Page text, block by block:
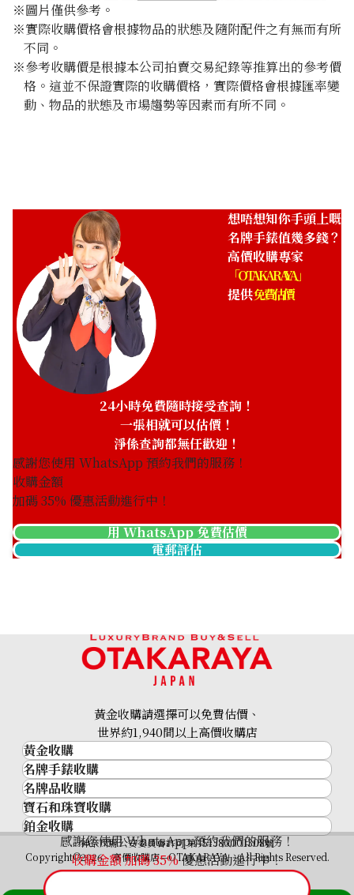
Franck Muller Casablanca
7880CL
參考回收價
Franck Muller Master
Square 162
參考回收價
Franck Muller Master
Square 6002LQZ
參考回收價
收購日期: 2024年3月 收購日期: 2023年6月
收購日期: 2025年2月
參考回收價
ASK
收購日期: 2024年10月
Franck Muller Master
Square 6002HQZV
Franck Muller Master
※圖片僅供參考。
※實際收購價格會根據物品的狀態及隨附配件之有無而有所
不同。
※參考收購價是根據本公司拍賣交易紀錄等推算出的參考價
格。這並不保證實際的收購價格，實際價格會根據匯率變
動、物品的狀態及市場趨勢等因素而有所不同。
想唔想知你手頭上嘅
名牌手錶值幾多錢？
高價收購專家
「OTAKARAYA」
提供免費估價
24小時免費隨時接受查詢！
一張相就可以估價！
淨係查詢都無任歡迎！
感謝您使用 WhatsApp 預約我們的服務！
收購金額
加碼35% 優惠活動進行中！
用 WhatsApp 免費估價
電郵評估
感謝您使用 WhatsApp 預約我們的服務！
收購金額 加碼35%優惠活動進行中！
黃金收購請選擇可以免費估價、
世界約1,940間以上高價收購店
黃金收購
黃金･金條
金條
金幣及銀幣
過去十年黃金價格
金飾
金戒指
名牌手錶收購
名牌手錶收購
勞力士 (Rolex)
Patek Philippe
Audemars Piguet
Vacheron Constantin
A. Lange & Söhne
名牌品收購
名牌品收購
HERMES
LOUIS VUITTON
CHANEL
卡地亞（Cartier）
寶石和珠寶收購
寶石和珠寶
祖母綠
藍寶石
鉑金收購
神奈川縣公安委員會許可 第451380001308號
Copyright©2026 高價收購店—OTAKARAYA All Rights Reserved.